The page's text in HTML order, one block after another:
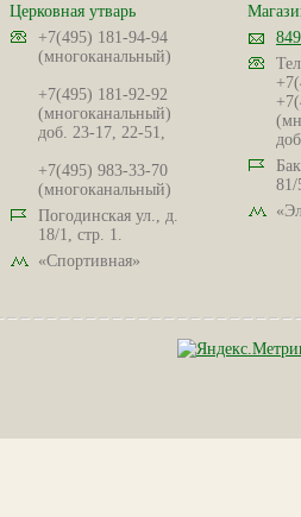
Церковная утварь
+7(495) 181-94-94
(многоканальный)
+7(495) 181-92-92
(многоканальный)
доб. 23-17, 22-51,
+7(495) 983-33-70
(многоканальный)
Погодинская ул., д.
18/1, стр. 1.
«Спортивная»
81/